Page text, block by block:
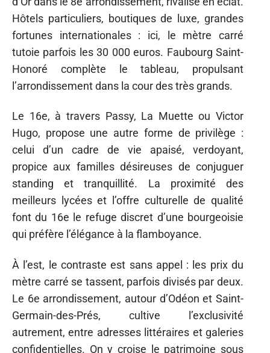
Hôtels particuliers, boutiques de luxe, grandes
fortunes internationales : ici, le mètre carré
tutoie parfois les 30 000 euros. Faubourg Saint-
Honoré complète le tableau, propulsant
l’arrondissement dans la cour des très grands.
Le 16e, à travers Passy, La Muette ou Victor
Hugo, propose une autre forme de privilège :
celui d’un cadre de vie apaisé, verdoyant,
propice aux familles désireuses de conjuguer
standing et tranquillité. La proximité des
meilleurs lycées et l’offre culturelle de qualité
font du 16e le refuge discret d’une bourgeoisie
qui préfère l’élégance à la flamboyance.
À l’est, le contraste est sans appel : les prix du
mètre carré se tassent, parfois divisés par deux.
Le 6e arrondissement, autour d’Odéon et Saint-
Germain-des-Prés, cultive l’exclusivité
autrement, entre adresses littéraires et galeries
confidentielles. On y croise le patrimoine sous